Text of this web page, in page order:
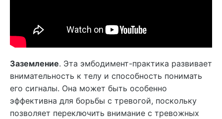
Заземление. Эта эмбодимент-практика развивает
внимательность к телу и способность понимать
его сигналы. Она может быть особенно
эффективна для борьбы с тревогой, поскольку
позволяет переключить внимание с тревожных